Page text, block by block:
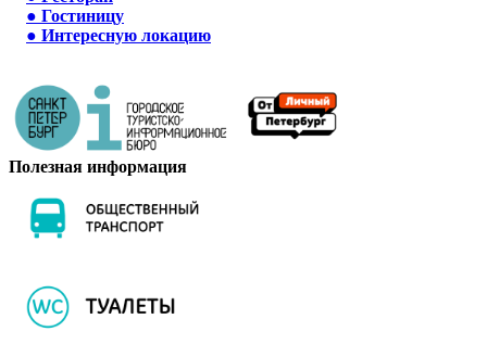
● Гостиницу
● Интересную локацию
Полезная информация